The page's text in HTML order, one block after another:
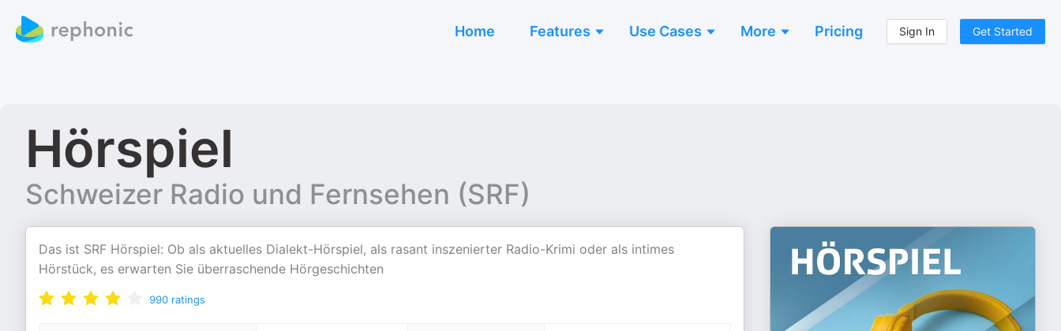
Home Features Use Cases More Pricing Sign In Get Started
Hörspiel
Schweizer Radio und Fernsehen (SRF)
Das ist SRF Hörspiel: Ob als aktuelles Dialekt-Hörspiel, als rasant inszenierter Radio-Krimi oder als intimes
Hörstück, es erwarten Sie überraschende Hörgeschichten
990 ratings